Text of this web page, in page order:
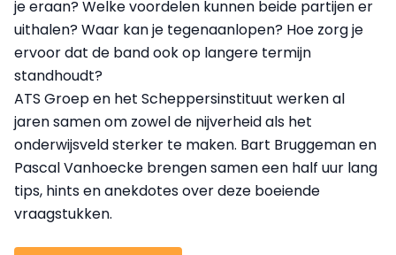
je eraan? Welke voordelen kunnen beide partijen er
uithalen? Waar kan je tegenaanlopen? Hoe zorg je
ervoor dat de band ook op langere termijn
standhoudt?
ATS Groep en het Scheppersinstituut werken al
jaren samen om zowel de nijverheid als het
onderwijsveld sterker te maken. Bart Bruggeman en
Pascal Vanhoecke brengen samen een half uur lang
tips, hints en anekdotes over deze boeiende
vraagstukken.